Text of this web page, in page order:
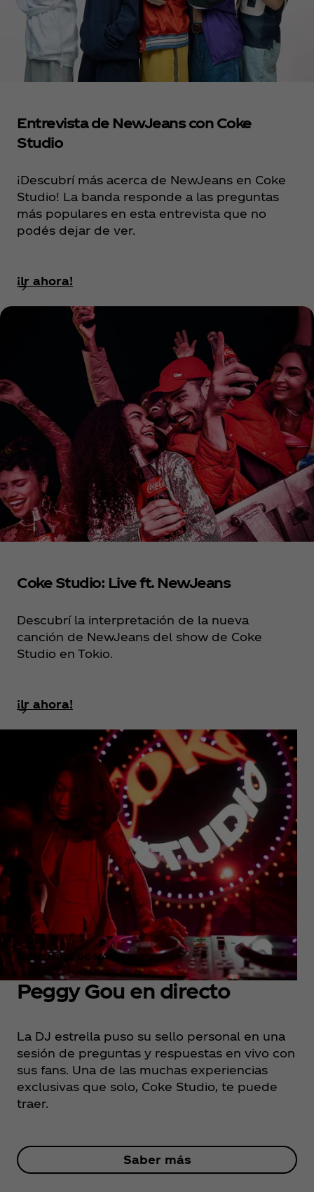
Entrevista de NewJeans con Coke
Studio
¡Descubrí más acerca de NewJeans en Coke
Studio! La banda responde a las preguntas
más populares en esta entrevista que no
podés dejar de ver.
¡Ir ahora!
Coke Studio: Live ft. NewJeans
Descubrí la interpretación de la nueva
canción de NewJeans del show de Coke
Studio en Tokio.
¡Ir ahora!
MOMENTOS DE MAGIA
Peggy Gou en directo
La DJ estrella puso su sello personal en una
sesión de preguntas y respuestas en vivo con
sus fans. Una de las muchas experiencias
exclusivas que solo, Coke Studio, te puede
traer.
Saber más